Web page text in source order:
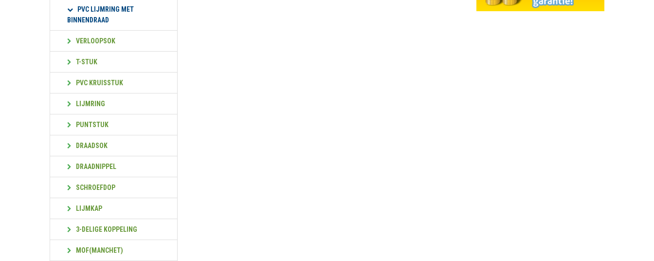
PVC LIJMRING MET
BINNENDRAAD
VERLOOPSOK
T-STUK
PVC KRUISSTUK
LIJMRING
PUNTSTUK
DRAADSOK
DRAADNIPPEL
SCHROEFDOP
LIJMKAP
3-DELIGE KOPPELING
MOF(MANCHET)